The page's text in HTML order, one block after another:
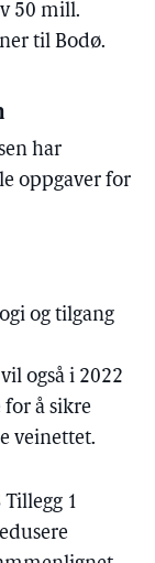
50 mill.
til Bodø.
har
oppgaver for
og tilgang
også i 2022
å sikre
veinettet.
Tillegg 1